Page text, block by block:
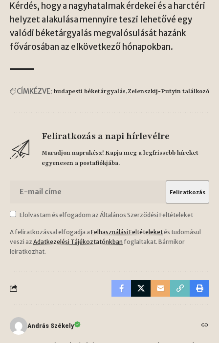
Kérdés, hogy a nagyhatalmak érdekei és a harctéri
helyzet alakulása mennyire teszi lehetővé egy
valódi béketárgyalás megvalósulását hazánk
fővárosában az elkövetkező hónapokban.
CÍMKÉZVE: budapesti béketárgyalás Zelenszkij-Putyin találkozó
Feliratkozás a napi hírlevélre
Maradjon naprakész! Kapja meg a legfrissebb híreket
egyenesen a postafiókjába.
Elolvastam és elfogadom az Általános Szerződési Feltételeket
A feliratkozással elfogadja a Felhasználási Feltételeketés tudomásul
veszi az Adatkezelési Tájékoztatónkban foglaltakat. Bármikor
leiratkozhat.
András Székely